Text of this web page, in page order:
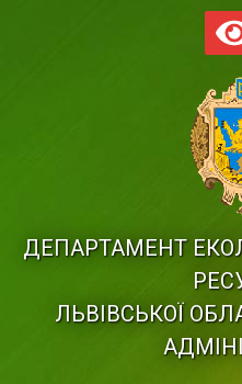
ДЕПАРТАМЕНТ
ЛЬВІВСЬКОЇ